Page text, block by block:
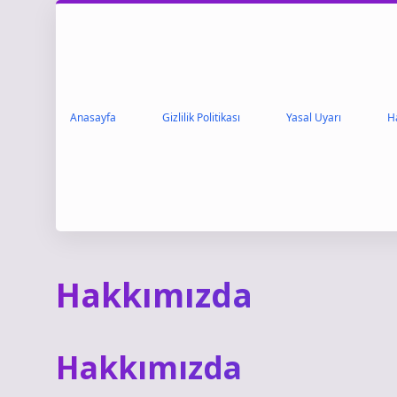
Anasayfa Gizlilik Politikası Yasal Uyarı
Hakkımızda
Hakkımızda